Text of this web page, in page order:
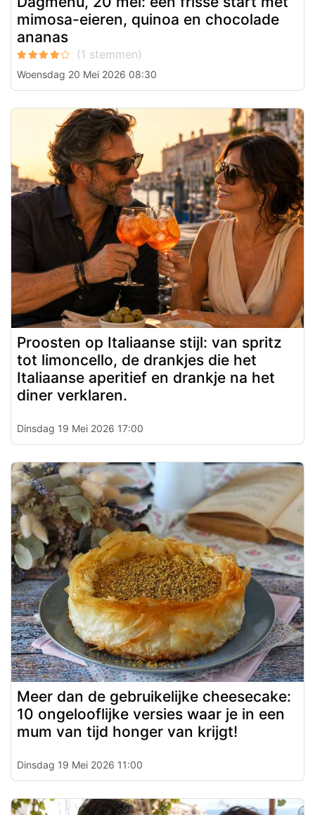
mimosa-eieren, quinoa en chocolade
ananas
Woensdag 20 Mei 2026 08:30
Proosten op Italiaanse stijl: van spritz
tot limoncello, de drankjes die het
Italiaanse aperitief en drankje na het
diner verklaren.
Dinsdag 19 Mei 2026 17:00
Meer dan de gebruikelijke cheesecake:
10 ongelooflijke versies waar je in een
mum van tijd honger van krijgt!
Dinsdag 19 Mei 2026 11:00